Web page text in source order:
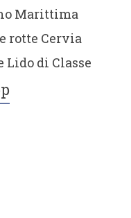
Marittima
rotte Cervia
di Classe